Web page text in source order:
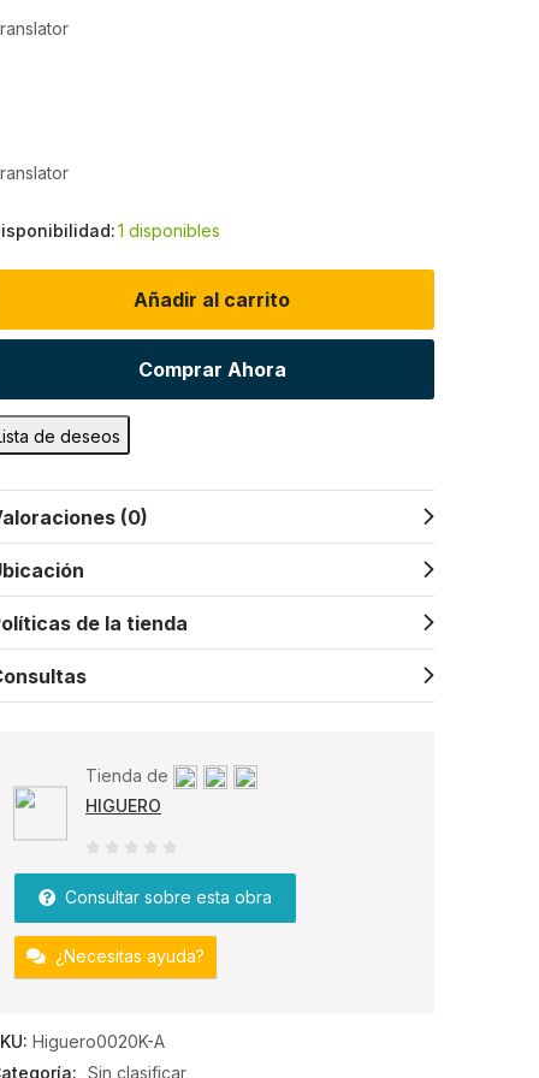
1 disponibles
Añadir al carrito
Comprar Ahora
de deseos
(0)
de la tienda
Tienda de
HIGUERO
0
de
5
Consultar sobre esta obra
¿Necesitas ayuda?
Higuero0020K-A
Sin clasificar